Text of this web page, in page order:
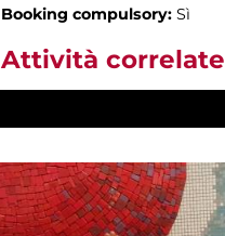
Booking compulsory: Sì
Attività correlate